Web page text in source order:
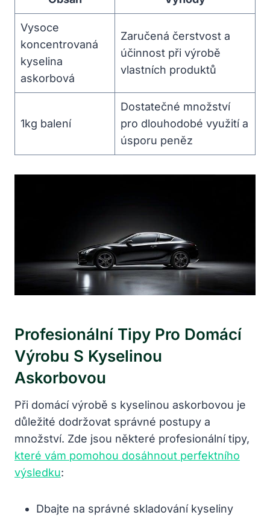
Vysoce
koncentrovaná
kyselina
askorbová
Zaručená čerstvost a
účinnost při výrobě
vlastních produktů
1kg balení
Dostatečné množství
pro dlouhodobé využití a
úsporu peněz
Profesionální Tipy Pro Domácí
Výrobu S Kyselinou
Askorbovou
Při domácí výrobě s kyselinou askorbovou je
důležité dodržovat správné postupy a
množství. Zde jsou některé profesionální tipy,
které vám pomohou dosáhnout perfektního
výsledku:
Dbajte na správné skladování kyseliny